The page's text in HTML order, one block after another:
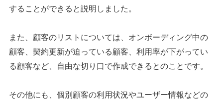
することができると説明しました。
また、顧客のリストについては、オンボーディング中の
顧客、契約更新が迫っている顧客、利用率が下がってい
る顧客など、自由な切り口で作成できるとのことです。
その他にも、個別顧客の利用状況やユーザー情報などの